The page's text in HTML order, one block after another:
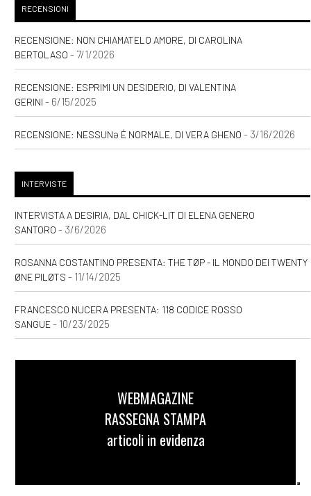
RECENSIONI
RECENSIONE: NON CHIAMATELO AMORE, DI CAROLINA
BERTOLASO - 7/1/2026
RECENSIONE: ESPRIMI UN DESIDERIO, DI VALENTINA
GERINI - 6/15/2025
RECENSIONE: NESSUNƏ È NORMALE, DI VERA GHENO - 3/16/2026
INTERVISTE
INTERVISTA A DESIRIA, DAL CHICK-LIT DI ELENA GENERO
SANTORO - 3/6/2026
ROSANNA COSTANTINO PRESENTA: THE TØP - IL MONDO DEI TWENTY
ØNE PILØTS - 11/14/2025
FRANCESCO NUCERA PRESENTA: 118 CODICE ROSSO
SANGUE- 10/23/2025
WEBMAGAZINE
RASSEGNA STAMPA
articoli in evidenza